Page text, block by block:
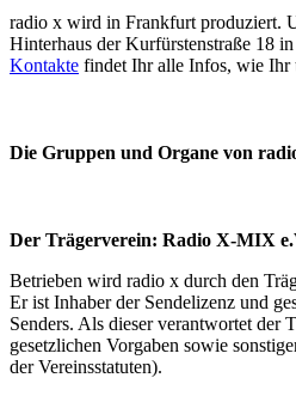
radio x wird in Frankfurt produziert.
Hinterhaus der Kurfürstenstraße 18
Kontakte findet Ihr alle Infos, wie Ihr
Die Gruppen und Organe von
Der Trägerverein: Radio X-MIX
Betrieben wird radio x durch den
Er ist Inhaber der Sendelizenz und
Senders. Als dieser verantwortet der
gesetzlichen Vorgaben sowie
der Vereinsstatuten).